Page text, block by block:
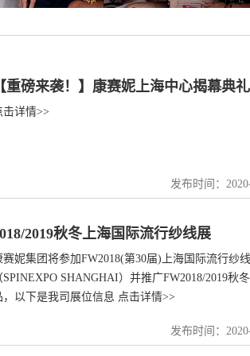
重磅来袭！】康赛妮上海中心揭幕典
线穿越”时尚大秀
击详情>>
发布时间：
2019秋冬上海国际流行纱线展
赛妮集团将参加FW2018(第30届)上海国际流行纱
SPINEXPO SHANGHAI）并推广FW2018/2019秋
，以下是我司展位信息 点击详情>>
发布时间：